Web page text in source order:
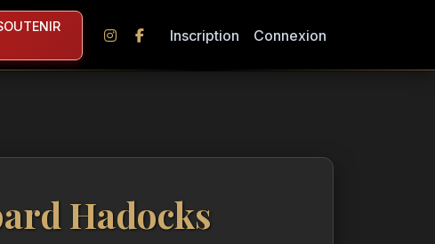
Inscription Connexion
Hadocks